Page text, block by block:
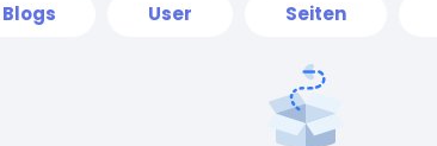
Blogs User Seiten